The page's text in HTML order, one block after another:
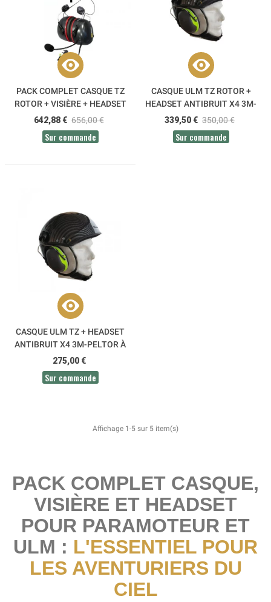
PACK COMPLET CASQUE TZ
ROTOR + VISIÈRE + HEADSET
RADIO ALPHATEC
642,88 € 656,00 €
Sur commande
CASQUE ULM TZ ROTOR +
HEADSET ANTIBRUIT X4 3M-
PELTOR À VISSER
339,50 € 350,00 €
Sur commande
CASQUE ULM TZ + HEADSET
ANTIBRUIT X4 3M-PELTOR À
VISSER
275,00 €
Sur commande
Affichage 1-5 sur 5 item(s)
PACK COMPLET CASQUE,
VISIÈRE ET HEADSET
POUR PARAMOTEUR ET
ULM : L'ESSENTIEL POUR
LES AVENTURIERS DU
CIEL